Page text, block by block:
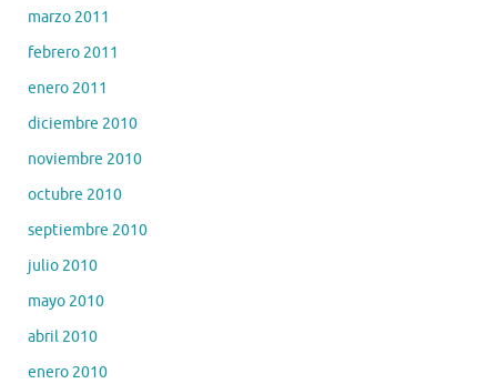
marzo 2011
febrero 2011
enero 2011
diciembre 2010
noviembre 2010
octubre 2010
septiembre 2010
julio 2010
mayo 2010
abril 2010
enero 2010